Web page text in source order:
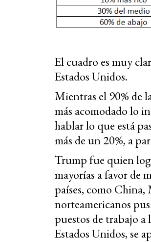
El cuadro es muy
Estados Unidos.
Mientras el 90% de
más acomodado lo
hablar lo que está
más de un 20%, a
Trump fue quien
mayorías a favor de
países, como
norteamericanos
puestos de trabajo a
Estados Unidos, se